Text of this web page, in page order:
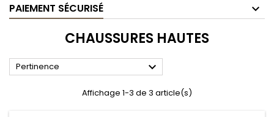
PAIEMENT SÉCURISÉ
CHAUSSURES HAUTES
Pertinence 
Affichage 1-3 de 3 article(s)